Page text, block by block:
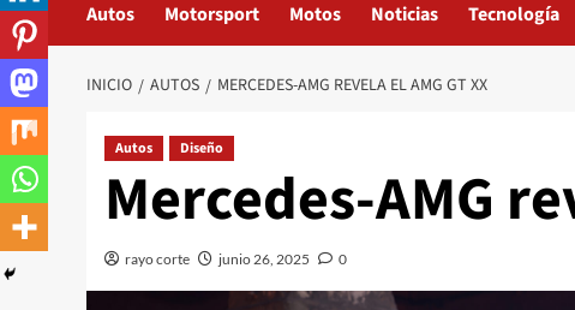
Autos Motorsport Motos Noticias Tecnología
INICIO AUTOS MERCEDES-AMG REVELA EL AMG GT XX
Autos Diseño
Mercedes-AMG
rayo corte junio 26, 2025 0